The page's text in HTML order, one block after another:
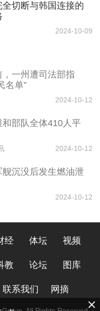
切断与韩国连接的
2024-10-09
，一州遭司法部指
名单”
2024-10-12
和部队全体410人平
2024-10-12
舰沉没后发生燃油泄
2024-10-12
经 体坛 视频
教 论坛 图库
联系我们 网摘